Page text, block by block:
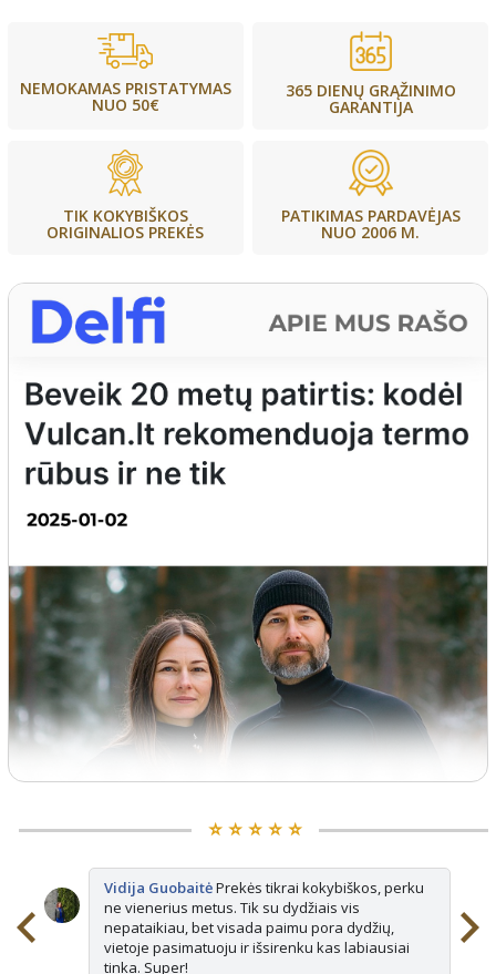
NEMOKAMAS PRISTATYMAS
NUO 50€
365 DIENŲ GRĄŽINIMO
GARANTIJA
TIK KOKYBIŠKOS
ORIGINALIOS PREKĖS
PATIKIMAS PARDAVĖJAS
NUO 2006 M.
⭐️ ⭐️ ⭐️ ⭐️ ⭐️
Vidija GuobaitėPrekės tikrai kokybiškos, perku
ne vienerius metus. Tik su dydžiais vis
nepataikiau, bet visada paimu pora dydžių,
vietoje pasimatuoju ir išsirenku kas labiausiai
tinka. Super!